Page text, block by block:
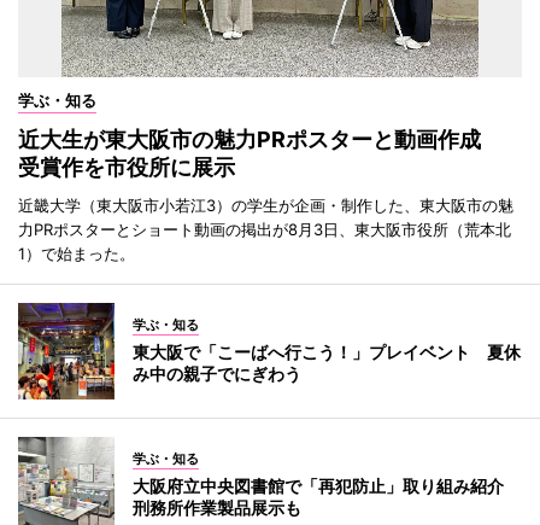
学ぶ・知る
近大生が東大阪市の魅力PRポスターと動画作成
受賞作を市役所に展示
近畿大学（東大阪市小若江3）の学生が企画・制作した、東大阪市の魅
力PRポスターとショート動画の掲出が8月3日、東大阪市役所（荒本北
1）で始まった。
学ぶ・知る
東大阪で「こーばへ行こう！」プレイベント 夏休
み中の親子でにぎわう
学ぶ・知る
大阪府立中央図書館で「再犯防止」取り組み紹介
刑務所作業製品展示も